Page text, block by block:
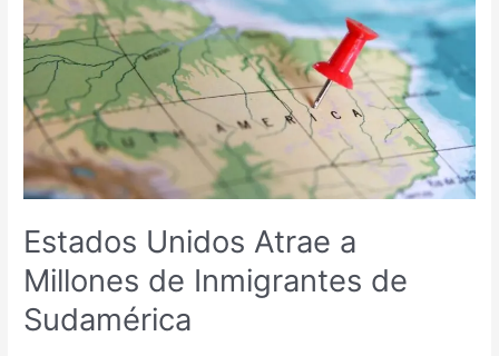
Estados Unidos Atrae a
Millones de Inmigrantes de
Sudamérica
Atrae
a
Millones
de
Inmigrantes
de
Sudamérica